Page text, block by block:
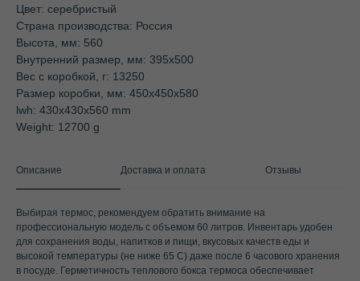
Цвет: серебристый
Страна производства: Россия
Высота, мм: 560
Внутренний размер, мм: 395х500
Вес с коробкой, г: 13250
Размер коробки, мм: 450х450х580
lwh: 430x430x560 mm
Weight: 12700 g
Описание Доставка и оплата Отзывы
Выбирая термос, рекомендуем обратить внимание на
профессиональную модель с объемом 60 литров. Инвентарь удобен
для сохранения воды, напитков и пищи, вкусовых качеств еды и
высокой температуры (не ниже 65 С) даже после 6 часового хранения
в посуде. Герметичность теплового бокса термоса обеспечивает